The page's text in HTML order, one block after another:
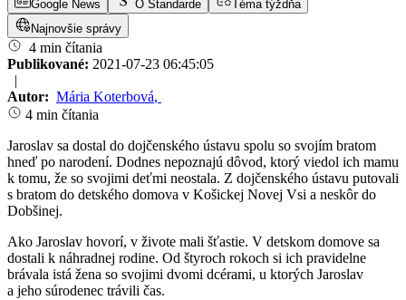
Google News O Štandarde
Téma týždňa
Najnovšie správy
4 min čítania
Publikované: 2021-07-23 06:45:05
|
Autor: Mária Koterbová,
4 min čítania
Jaroslav sa dostal do dojčenského ústavu spolu so svojím bratom
hneď po narodení. Dodnes nepoznajú dôvod, ktorý viedol ich mamu
k tomu, že so svojimi deťmi neostala. Z dojčenského ústavu putovali
s bratom do detského domova v Košickej Novej Vsi a neskôr do
Dobšinej.
Ako Jaroslav hovorí, v živote mali šťastie. V detskom domove sa
dostali k náhradnej rodine. Od štyroch rokoch si ich pravidelne
brávala istá žena so svojimi dvomi dcérami, u ktorých Jaroslav
a jeho súrodenec trávili čas.